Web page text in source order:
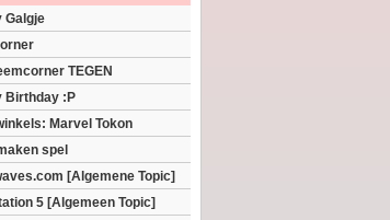
Galgje
TEGEN
Birthday :P
Marvel Tokon
spel
[Algemene Topic]
5 [Algemeen Topic]